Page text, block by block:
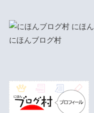
にほんブログ村